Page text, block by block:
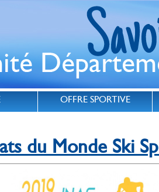
OFFRE SPORTIVE
du Monde Ski